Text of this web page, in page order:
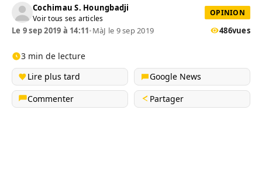
Cochimau S. Houngbadji
Voir tous ses articles
OPINION
Le 9 sep 2019 à 14:11•MàJ le 9 sep 2019 486vues
3 min de lecture
Lire plus tard
Google News
Commenter
Partager